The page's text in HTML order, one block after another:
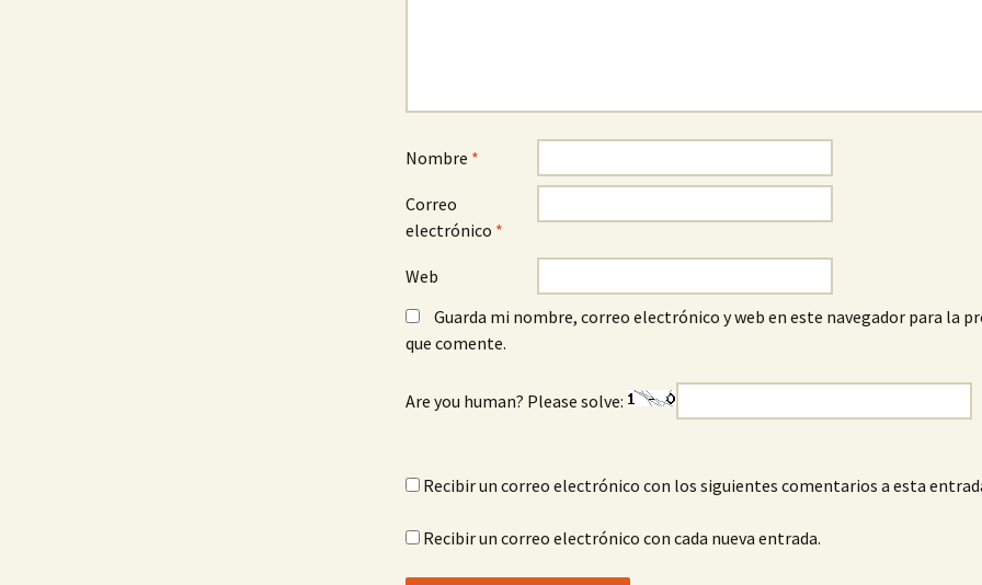
Nombre *
Correo
electrónico *
Web
Guarda mi nombre, correo electrónico y web en este navegador para la
que comente.
Are you human? Please solve:
Recibir un correo electrónico con los siguientes comentarios a esta
Recibir un correo electrónico con cada nueva entrada.